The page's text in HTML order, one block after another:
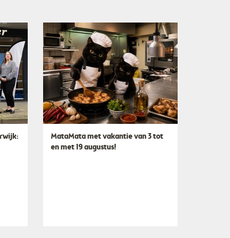
MataMata met vakantie van 3 tot
en met 19 augustus!